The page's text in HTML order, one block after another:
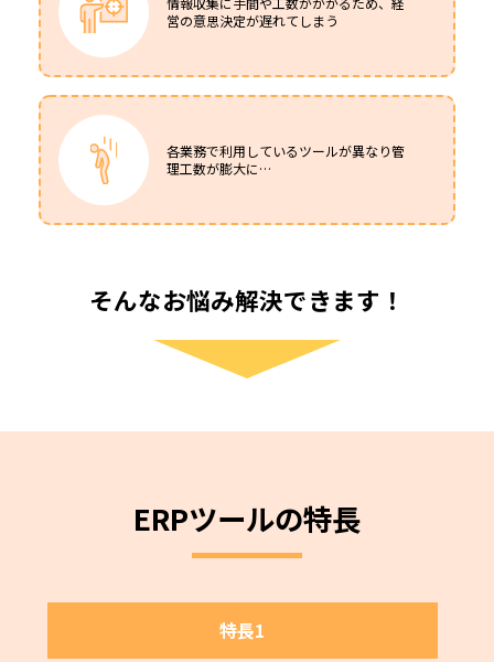
営の意思決定が遅れてしまう
各業務で利用しているツールが異なり管
理工数が膨大に…
そんなお悩み解決できます！
ERPツールの特長
特長1